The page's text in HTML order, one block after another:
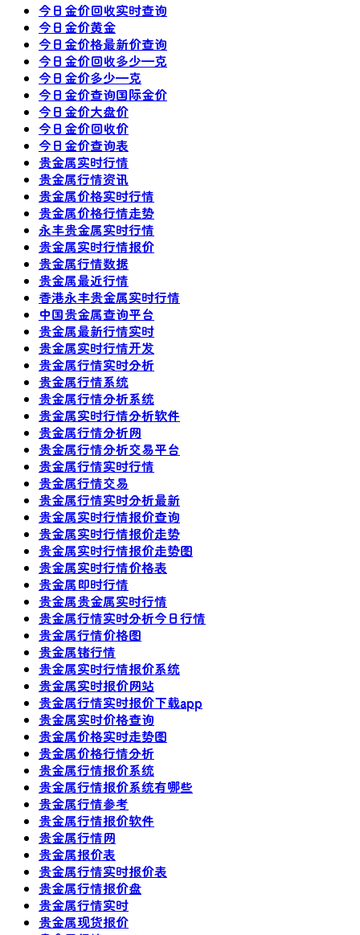
今日金价回收实时查询
今日金价黄金
今日金价格最新价查询
今日金价回收多少—克
今日金价多少—克
今日金价查询国际金价
今日金价大盘价
今日金价回收价
今日金价查询表
贵金属实时行情
贵金属行情资讯
贵金属价格实时行情
贵金属价格行情走势
永丰贵金属实时行情
贵金属实时行情报价
贵金属行情数据
贵金属最近行情
香港永丰贵金属实时行情
中国贵金属查询平台
贵金属最新行情实时
贵金属实时行情开发
贵金属行情实时分析
贵金属行情系统
贵金属行情分析系统
贵金属实时行情分析软件
贵金属行情分析网
贵金属行情分析交易平台
贵金属行情实时行情
贵金属行情交易
贵金属行情实时分析最新
贵金属实时行情报价查询
贵金属实时行情报价走势
贵金属实时行情报价走势图
贵金属实时行情价格表
贵金属即时行情
贵金属贵金属实时行情
贵金属行情实时分析今日行情
贵金属行情价格图
贵金属锗行情
贵金属实时行情报价系统
贵金属实时报价网站
贵金属行情实时报价下载app
贵金属实时价格查询
贵金属价格实时走势图
贵金属价格行情分析
贵金属行情报价系统
贵金属行情报价系统有哪些
贵金属行情参考
贵金属行情报价软件
贵金属行情网
贵金属报价表
贵金属行情实时报价表
贵金属行情报价盘
贵金属行情实时
贵金属现货报价